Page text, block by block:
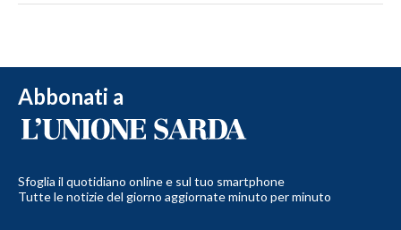
Abbonati a
Sfoglia il quotidiano online e sul tuo smartphone
Tutte le notizie del giorno aggiornate minuto per minuto